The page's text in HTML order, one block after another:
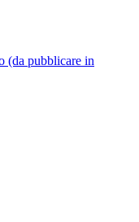
(da pubblicare in